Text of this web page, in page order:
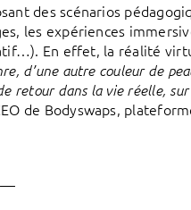
des scénarios
les expériences
En effet, la réalité
d’une autre couleur de
retour dans la vie réelle,
de Bodyswaps,